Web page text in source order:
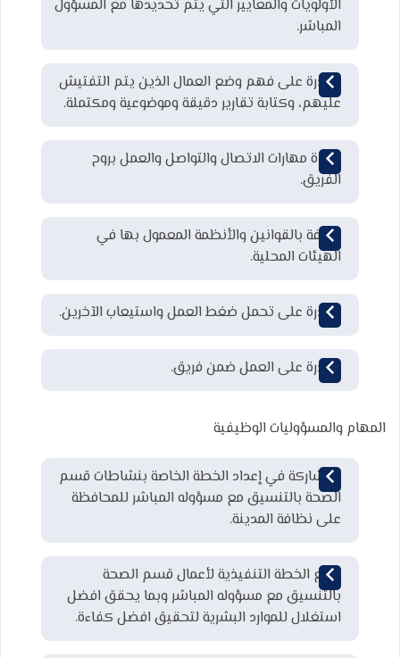
الأولويات والمعايير التي يتم تحديدها مع المسؤول
المباشر.
القدرة على فهم وضع العمال الذين يتم التفتيش
عليهم، وكتابة تقارير دقيقة وموضوعية ومكتملة.
إجادة مهارات الاتصال والتواصل والعمل بروح
الفريق.
معرفة بالقوانين والأنظمة المعمول بها في
الهيئات المحلية.
القدرة على تحمل ضغط العمل واستيعاب الآخرين.
القدرة على العمل ضمن فريق.
المهام والمسؤوليات الوظيفية
المشاركة في إعداد الخطة الخاصة بنشاطات قسم
الصحة بالتنسيق مع مسؤوله المباشر للمحافظة
على نظافة المدينة.
وضع الخطة التنفيذية لأعمال قسم الصحة
بالتنسيق مع مسؤوله المباشر وبما يحقق افضل
استغلال للموارد البشرية لتحقيق افضل كفاءة.